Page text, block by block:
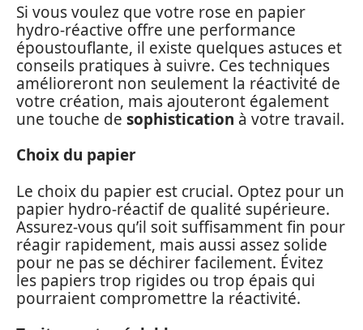
Si vous voulez que votre rose en papier
hydro-réactive offre une performance
époustouflante, il existe quelques astuces et
conseils pratiques à suivre. Ces techniques
amélioreront non seulement la réactivité de
votre création, mais ajouteront également
une touche de sophistication à votre travail.
Choix du papier
Le choix du papier est crucial. Optez pour un
papier hydro-réactif de qualité supérieure.
Assurez-vous qu’il soit suffisamment fin pour
réagir rapidement, mais aussi assez solide
pour ne pas se déchirer facilement. Évitez
les papiers trop rigides ou trop épais qui
pourraient compromettre la réactivité.